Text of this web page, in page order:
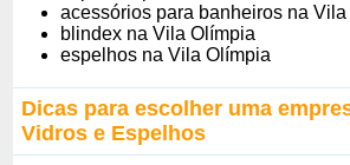
acessórios para banheiros na
blindex na Vila Olímpia
espelhos na Vila Olímpia
Dicas para escolher uma
Vidros e Espelhos